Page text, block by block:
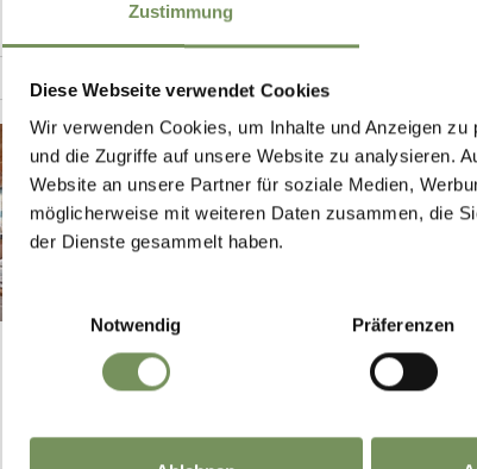
Zustimmung
Diese Webseite verwendet Cookies
Wir verwenden Cookies, um Inhalte und Anzeigen
und die Zugriffe auf unsere Website zu analysieren.
Website an unsere Partner für soziale Medien,
möglicherweise mit weiteren Daten zusammen, die
der Dienste gesammelt haben.
Einwilligungsauswahl
Notwendig
Präferenzen